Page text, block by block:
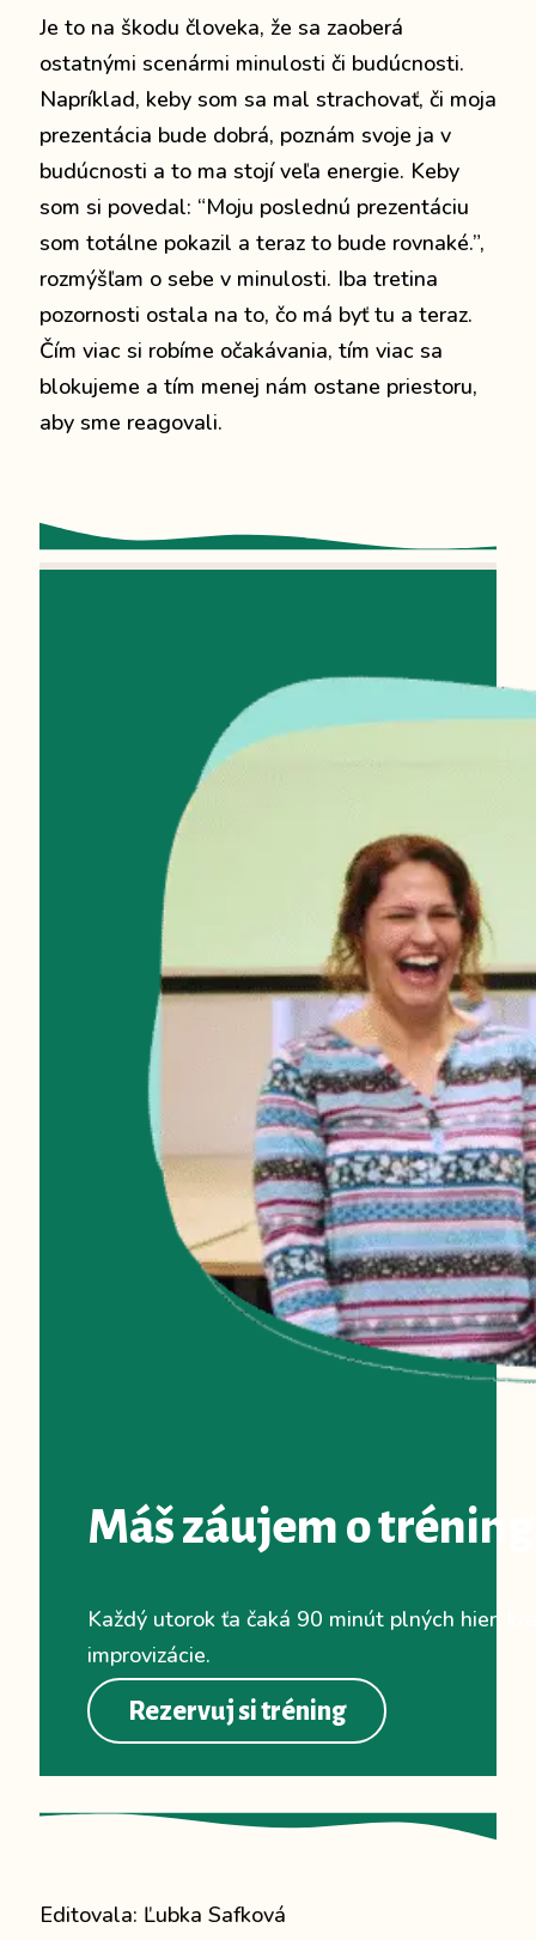
Je to na škodu človeka, že sa zaoberá
ostatnými scenármi minulosti či budúcnosti.
Napríklad, keby som sa mal strachovať, či moja
prezentácia bude dobrá, poznám svoje ja v
budúcnosti a to ma stojí veľa energie. Keby
som si povedal: “Moju poslednú prezentáciu
som totálne pokazil a teraz to bude rovnaké.”,
rozmýšľam o sebe v minulosti. Iba tretina
pozornosti ostala na to, čo má byť tu a teraz.
Čím viac si robíme očakávania, tím viac sa
blokujeme a tím menej nám ostane priestoru,
aby sme reagovali.
Máš záujem o
Každý utorok ťa čaká 90 minút plných hier,
improvizácie.
Rezervuj si tréning
Editovala: Ľubka Safková